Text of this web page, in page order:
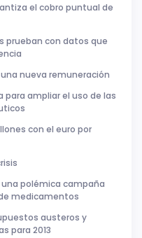
el cobro puntual de
prueban con datos que
nueva remuneración
para ampliar el uso de las
con el euro por
una polémica campaña
medicamentos
austeros y
para 2013